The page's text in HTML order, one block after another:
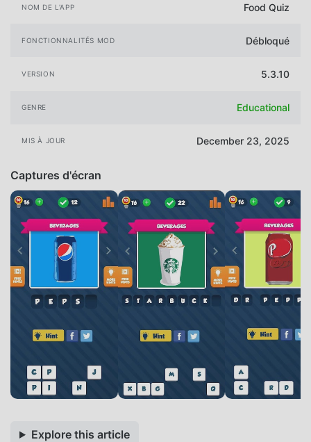
NOM DE L'APP Food Quiz
FONCTIONNALITÉS MOD Débloqué
VERSION 5.3.10
GENRE Educational
MIS À JOUR December 23, 2025
Captures d'écran
Explore this article